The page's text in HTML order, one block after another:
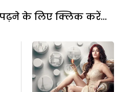
के लिए क्लिक करें...